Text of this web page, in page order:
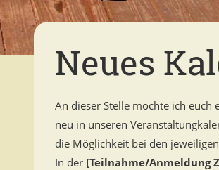
Neues
An dieser Stelle möchte ich euch
neu in unseren
die Möglichkeit bei den
In der [Teilnahme/Anmeldung